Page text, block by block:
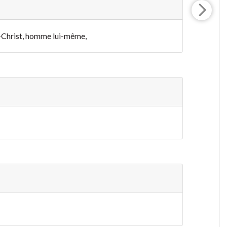
Christ, homme lui-même,